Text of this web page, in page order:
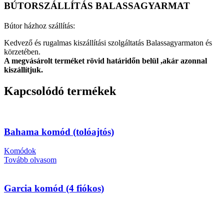
BÚTORSZÁLLÍTÁS BALASSAGYARMAT
Bútor házhoz szállítás:
Kedvező és rugalmas kiszállítási szolgáltatás Balassagyarmaton és
körzetében.
A megvásárolt terméket rövid határidőn belül ,akár azonnal
kiszállítjuk.
Kapcsolódó termékek
Bahama komód (tolóajtós)
Komódok
Tovább olvasom
Garcia komód (4 fiókos)